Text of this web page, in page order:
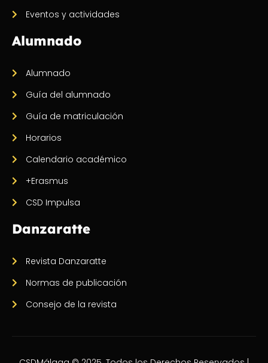
Eventos y actividades
Alumnado
Alumnado
Guía del alumnado
Guía de matriculación
Horarios
Calendario académico
+Erasmus
CSD Impulsa
Danzaratte
Revista Danzaratte
Normas de publicación
Consejo de la revista